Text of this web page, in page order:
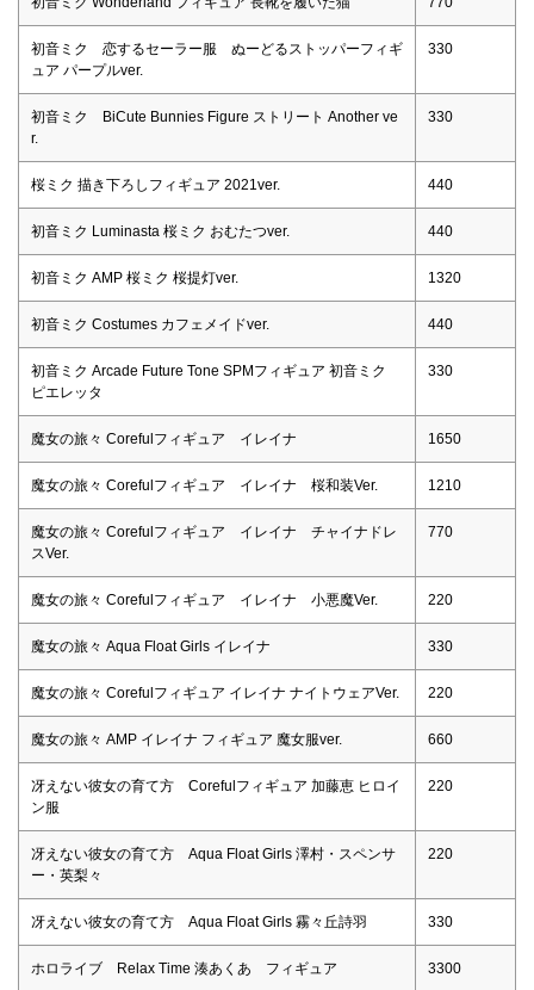
初音ミク 恋するセーラー服 ぬーどるストッパーフィギ
ュア パープルver.
330
初音ミク BiCute Bunnies Figure ストリート Another ve
r.
330
桜ミク 描き下ろしフィギュア 2021ver. 440
初音ミク Luminasta 桜ミク おむたつver. 440
初音ミク AMP 桜ミク 桜提灯ver. 1320
初音ミク Costumes カフェメイドver. 440
初音ミク Arcade Future Tone SPMフィギュア 初音ミク
ピエレッタ
330
魔女の旅々 Corefulフィギュア イレイナ 1650
魔女の旅々 Corefulフィギュア イレイナ 桜和装Ver. 1210
魔女の旅々 Corefulフィギュア イレイナ チャイナドレ
スVer.
770
魔女の旅々 Corefulフィギュア イレイナ 小悪魔Ver. 220
魔女の旅々 Aqua Float Girls イレイナ 330
魔女の旅々 Corefulフィギュア イレイナ ナイトウェアVer. 220
魔女の旅々 AMP イレイナ フィギュア 魔女服ver. 660
冴えない彼女の育て方 Corefulフィギュア 加藤恵 ヒロイ
ン服
220
冴えない彼女の育て方 Aqua Float Girls 澤村・スペンサ
ー・英梨々
220
冴えない彼女の育て方 Aqua Float Girls 霧々丘詩羽 330
ホロライブ Relax Time 湊あくあ フィギュア 3300